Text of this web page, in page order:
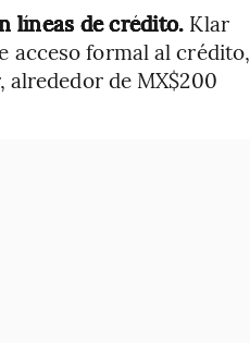
líneas de crédito. Klar
acceso formal al crédito,
alrededor de MX$200